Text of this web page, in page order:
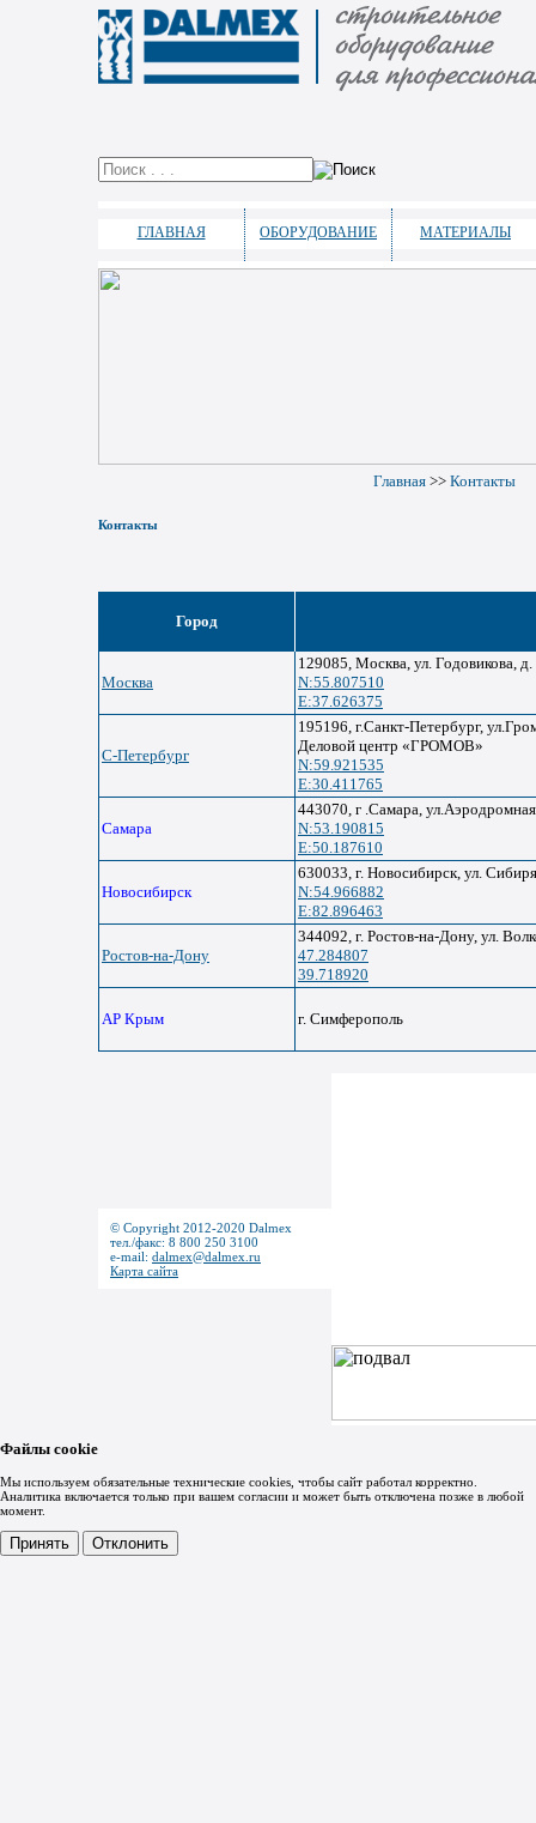
ГЛАВНАЯ ОБОРУДОВАНИЕ МАТЕРИАЛЫ
Главная >> Контакты
Контакты
Город
Москва
129085, Москва, ул. Годовикова, д.
N:55.807510
E:37.626375
С-Петербург
195196, г.Санкт-Петербург,
Деловой центр «ГРОМОВ»
N:59.921535
E:30.411765
Самара
443070, г .Самара,
N:53.190815
E:50.187610
Новосибирск
630033, г. Новосибирск, ул.
N:54.966882
E:82.896463
Ростов-на-Дону
344092, г. Ростов-на-Дону, ул.
47.284807
39.718920
АР Крым г. Симферополь
© Copyright 2012-2020 Dalmex
тел./факс: 8 800 250 3100
e-mail: dalmex@dalmex.ru
Карта сайта
Файлы cookie
Мы используем обязательные технические cookies, чтобы сайт работал корректно.
Аналитика включается только при вашем согласии и может быть отключена позже в любой
момент.
Принять Отклонить